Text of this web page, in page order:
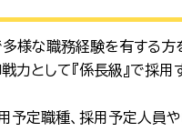
様な職務経験を有する方
力として『係長級』で採用
予定職種、採用予定人員